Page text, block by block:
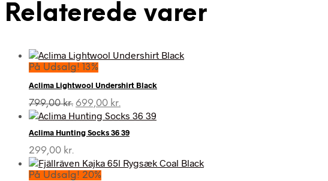
Relaterede varer
På Udsalg! 13%
Aclima Lightwool Undershirt Black
799,00kr. Den
oprindelige
var:
699,00 kr.
aktuelle
er:
Aclima Hunting Socks 36 39
299,00 kr.
På Udsalg! 20%